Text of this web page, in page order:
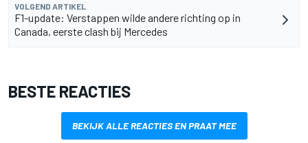
VOLGEND ARTIKEL
F1-update: Verstappen wilde andere richting op in
Canada, eerste clash bij Mercedes
BESTE REACTIES
BEKIJK ALLE REACTIES EN PRAAT MEE